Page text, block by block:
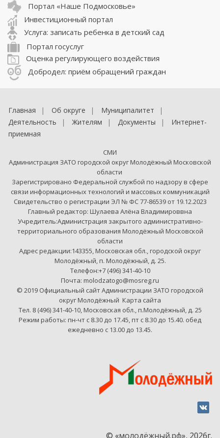
Портал «Наше Подмосковье»
Инвестиционный портал
Услуга: записать ребенка в детский сад
Портал госуслуг
Оценка регулирующего воздействия
Добродел: приём обращений граждан
Главная Об округе
Муниципалитет
Деятельность
Жителям Документы
Интернет-
приемная
СМИ
Администрация ЗАТО городской округ Молодёжный Московской
области
Зарегистрировано Федеральной службой по надзору в сфере
связи информационных технологий и массовых коммуникаций
Свидетельство о регистрации ЭЛ № ФС 77-86539 от 19.12.2023
Главный редактор: Шулаева Алёна Владимироввна
Учредитель:Администрация закрытого административно-
территориального образования Молодёжный Московской
области
Адрес редакции:143355, Московская обл., городской округ
Молодёжный, п. Молодёжный, д. 25.
Телефон:+7 (496) 341-40-10
Почта: molodzatogo@mosreg.ru
© 2019 Официальный сайт Администрации ЗАТО городской
округ Молодёжный Карта сайта
Тел. 8 (496) 341-40-10, Московская обл., п.Молодёжный, д. 25
Режим работы: пн-чт с 8.30 до 17.45, пт с 8.30 до 15.40. обед
ежедневно с 13.00 до 13.45.
© «молодёжный.рф», 2026г.